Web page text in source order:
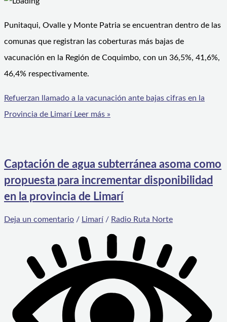
Punitaqui, Ovalle y Monte Patria se encuentran dentro de las
comunas que registran las coberturas más bajas de
vacunación en la Región de Coquimbo, con un 36,5%, 41,6%,
46,4% respectivamente.
Refuerzan llamado a la vacunación ante bajas cifras en la
Provincia de Limarí Leer más »
Captación de agua subterránea asoma como
propuesta para incrementar disponibilidad
en la provincia de Limarí
Deja un comentario / Limarí / Radio Ruta Norte